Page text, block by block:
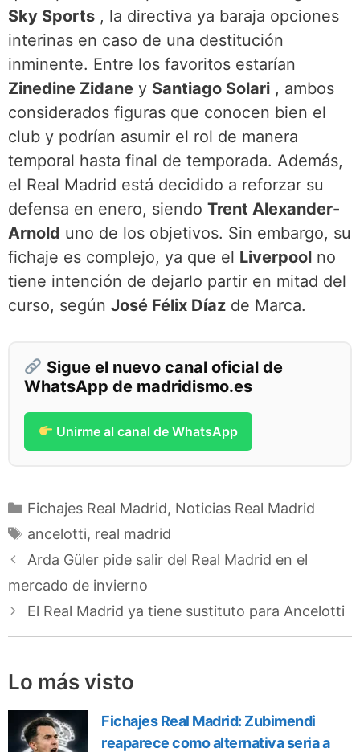
Sky Sports , la directiva ya baraja opciones
interinas en caso de una destitución
inminente. Entre los favoritos estarían
Zinedine Zidane y Santiago Solari , ambos
considerados figuras que conocen bien el
club y podrían asumir el rol de manera
temporal hasta final de temporada. Además,
el Real Madrid está decidido a reforzar su
defensa en enero, siendo Trent Alexander-
Arnold uno de los objetivos. Sin embargo, su
fichaje es complejo, ya que el Liverpool no
tiene intención de dejarlo partir en mitad del
curso, según José Félix Díaz de Marca.
Sigue el nuevo canal oficial de
WhatsApp de madridismo.es
Unirme al canal de WhatsApp
Categorías
Fichajes Real Madrid, Noticias Real Madrid
Etiquetas
ancelotti, real madrid
Arda Güler pide salir del Real Madrid en el
mercado de invierno
El Real Madrid ya tiene sustituto para Ancelotti
Lo más visto
Fichajes Real Madrid: Zubimendi
reaparece como alternativa seria a